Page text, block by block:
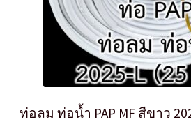
ท่อลม ท่อน้ำ PAP MF สีขาว